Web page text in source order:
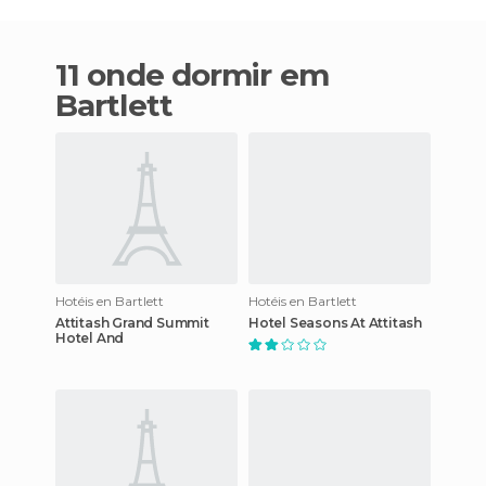
11 onde dormir em
Bartlett
Hotéis en Bartlett
Attitash Grand Summit
Hotel And
Hotéis en Bartlett
Hotel Seasons At Attitash